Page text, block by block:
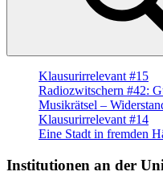
Klausurirrelevant #15
Radiozwitschern #42:
Musikrätsel –
Klausurirrelevant #14
Eine Stadt in fremden
Institutionen an der Uni